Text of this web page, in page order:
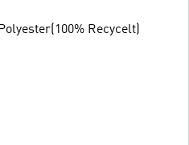
Recycelt)